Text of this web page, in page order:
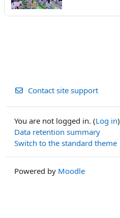
Contact site support
You are not logged in. (Log in)
Data retention summary
Switch to the standard theme
Powered by Moodle